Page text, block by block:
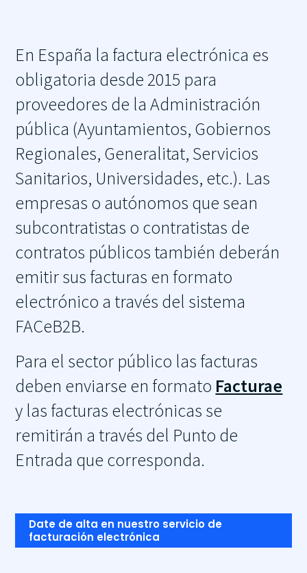
En España la factura electrónica es
obligatoria desde 2015 para
proveedores de la Administración
pública (Ayuntamientos, Gobiernos
Regionales, Generalitat, Servicios
Sanitarios, Universidades, etc.). Las
empresas o autónomos que sean
subcontratistas o contratistas de
contratos públicos también deberán
emitir sus facturas en formato
electrónico a través del sistema
FACeB2B.
Para el sector público las facturas
deben enviarse en formato Facturae
y las facturas electrónicas se
remitirán a través del Punto de
Entrada que corresponda.
Date de alta en nuestro servicio de
facturación electrónica